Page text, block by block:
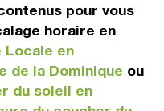
pour vous
horaire en
Locale en
de la Dominique ou
du soleil en